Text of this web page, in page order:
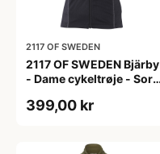
2117 OF SWEDEN
2117 OF SWEDEN Bjärby
- Dame cykeltrøje - Sort
399,00 kr